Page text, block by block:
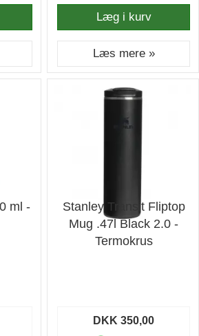
Læg i kurv
Læs mere »
ml -
Stanley Transit Fliptop
Mug .47l Black 2.0 -
Termokrus
DKK 350,00